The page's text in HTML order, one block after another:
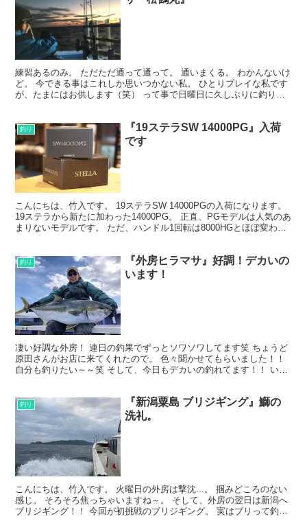
練習あるのみ。 ただただ通って通って。 通いまくる。 わかんないけ
ど。 今できる事はこれしか思いつかない私。 ひとりプレイな私です
が、たまにはお供します（笑） って事で日曜日に久しぶりに釣り
釣り
『19ステラSW 14000PG』入荷
です
こんにちは、竹入です。 19ステラSW 14000PGの入荷になります。
19ステラから新たに加わった14000PG。 正直、PGモデルは人気のあ
まりないモデルです。 ただ、ハンドル1回転は8000HGとほぼ変わり
釣り
『外房ヒラマサ』好調！デカいの
います！
凄い好調な外房！ 連日の釣果でずっとソワソワしてます笑 ちょうど
原田さんがお店に来てくれたので。 色々聞かせてもらいました！！
自分も釣りたい～～笑 そして、今日もデカいの釣れてます！！ いつ
釣り
『新潟粟島 ブリジギング』鰤の
洗礼。
こんにちは、竹入です。 火曜日の外房は撃沈...。 掴みどころのない
感じ。 そろそろ焦っちゃいますね～。 そして、外房の翌日は新潟へ
ブリジギング！！ 今回が初挑戦のブリジギング。 実はブリって釣っ